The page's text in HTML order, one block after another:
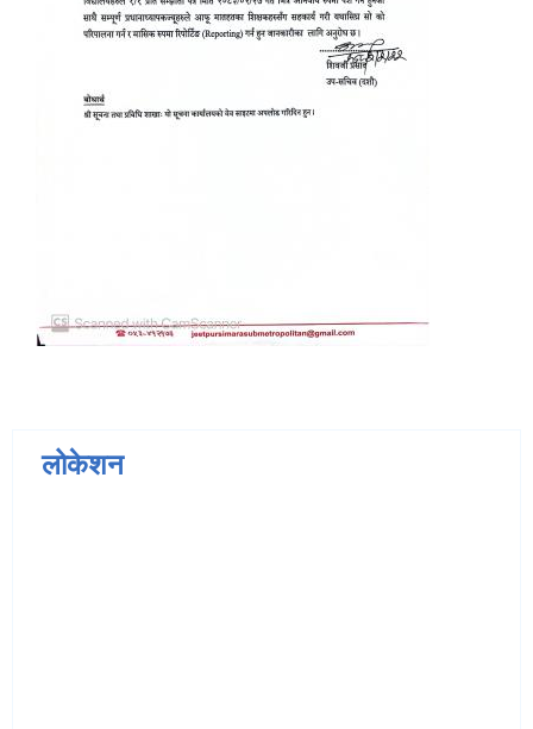
लोकेशन